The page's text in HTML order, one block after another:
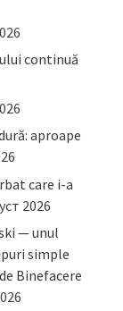
continuă
aproape
care i-a
2026
— unul
simple
Binefacere